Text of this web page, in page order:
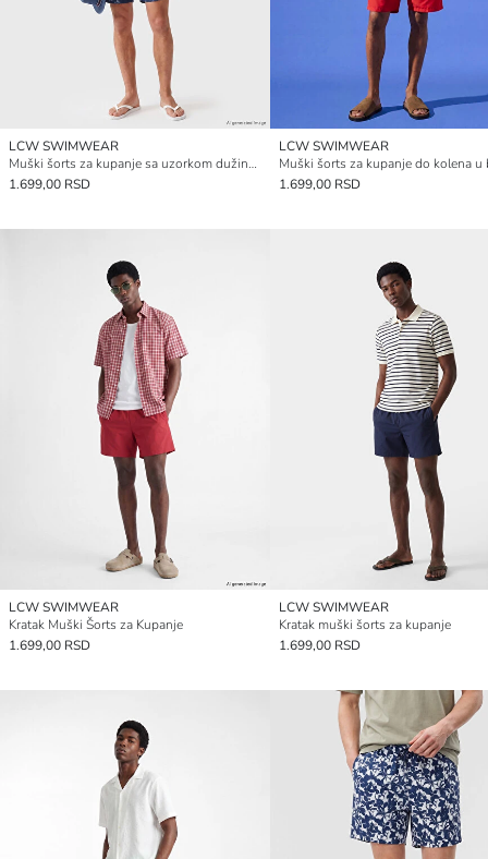
LCW SWIMWEAR
Muški šorts za kupanje sa uzorkom dužine do kolena
1.699,00 RSD
LCW SWIMWEAR
1.699,00 RSD
LCW SWIMWEAR
Kratak Muški Šorts za Kupanje
1.699,00 RSD
LCW SWIMWEAR
Kratak muški šorts za kupanje
1.699,00 RSD